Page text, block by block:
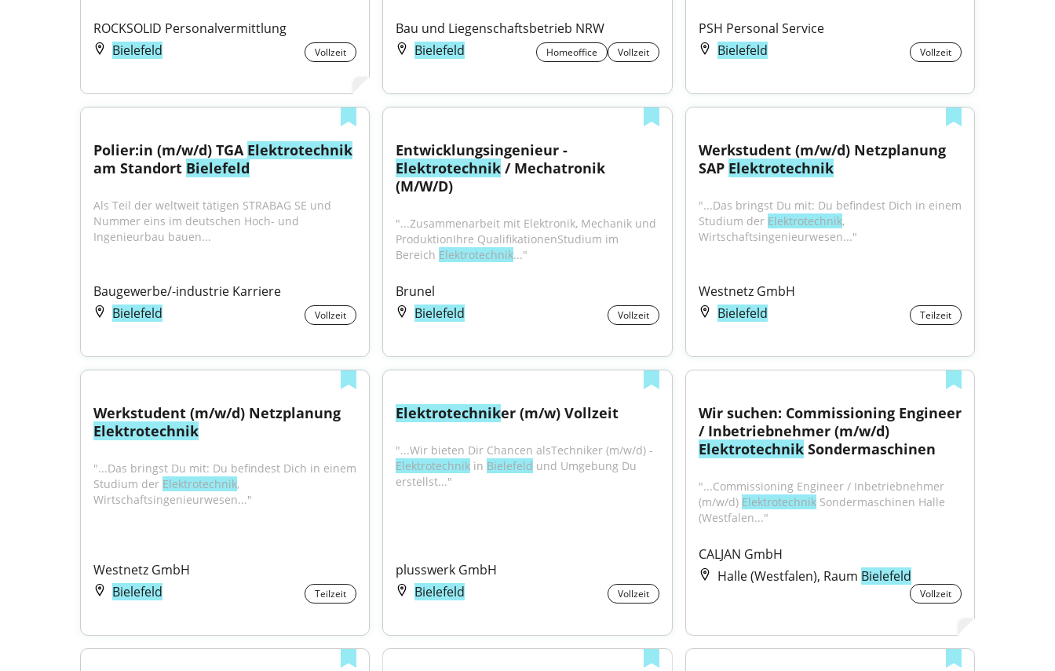
ROCKSOLID Personalvermittlung
Bielefeld
Vollzeit
Bau und Liegenschaftsbetrieb NRW
Bielefeld
Homeoffice Vollzeit
PSH Personal Service
Bielefeld
Vollzeit
Polier:in (m/w/d) TGA Elektrotechnik
am Standort Bielefeld
Als Teil der weltweit tätigen STRABAG SE und
Nummer eins im deutschen Hoch- und
Ingenieurbau bauen...
Baugewerbe/-industrie Karriere
Bielefeld
Vollzeit
Elektrotechnik / Mechatronik
(M/W/D)
"...Zusammenarbeit mit Elektronik, Mechanik und
ProduktionIhre QualifikationenStudium im
Bereich Elektrotechnik..."
Brunel
Bielefeld
Vollzeit
Werkstudent (m/w/d) Netzplanung
SAP Elektrotechnik
"...Das bringst Du mit: Du befindest Dich in einem
Studium der Elektrotechnik,
Wirtschaftsingenieurwesen..."
Westnetz GmbH
Bielefeld
Teilzeit
Elektrotechnik
"...Das bringst Du mit: Du befindest Dich in einem
Studium der Elektrotechnik,
Wirtschaftsingenieurwesen..."
Westnetz GmbH
Bielefeld
Teilzeit
Elektrotechniker (m/w) Vollzeit
Elektrotechnik in Bielefeld und Umgebung Du
erstellst..."
plusswerk GmbH
Bielefeld
Vollzeit
Wir suchen: Commissioning Engineer
/ Inbetriebnehmer (m/w/d)
Elektrotechnik Sondermaschinen
"...Commissioning Engineer / Inbetriebnehmer
(m/w/d) Elektrotechnik Sondermaschinen Halle
(Westfalen..."
CALJAN GmbH
Halle (Westfalen), Raum Bielefeld
Vollzeit